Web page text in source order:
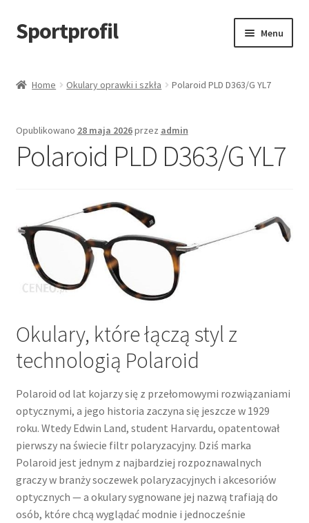
Przejdź
do
Przejdź
do
Sportprofil Menu
Koszyk
Home Okulary oprawki i szkła Polaroid PLD D363/G YL7
Opublikowano 28 maja 2026przez admin
Polaroid PLD D363/G YL7
Okulary, które łączą styl z
technologią Polaroid
Polaroid od lat kojarzy się z przełomowymi rozwiązaniami
optycznymi, a jego historia zaczyna się jeszcze w 1929
roku. Wtedy Edwin Land, student Harvardu, opatentował
pierwszy na świecie filtr polaryzacyjny. Dziś marka
Polaroid jest jednym z najbardziej rozpoznawalnych
graczy w branży soczewek polaryzacyjnych i akcesoriów
optycznych — a okulary sygnowane jej nazwą trafiają do
osób, które chcą wyglądać modnie i jednocześnie